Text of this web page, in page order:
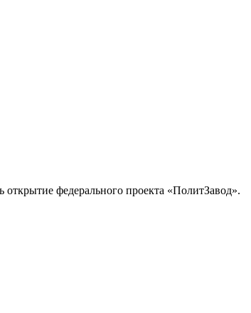
открытие федерального проекта «ПолитЗавод».